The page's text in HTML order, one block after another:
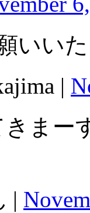
いい
|
まー
|